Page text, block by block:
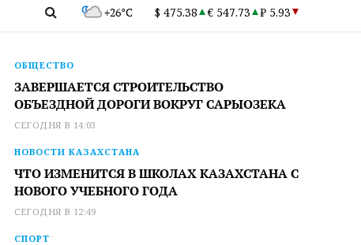
+26°C $ 475.38 € 547.73 ₽ 5.93
ОБЩЕСТВО
ЗАВЕРШАЕТСЯ СТРОИТЕЛЬСТВО
ОБЪЕЗДНОЙ ДОРОГИ ВОКРУГ САРЫОЗЕКА
СЕГОДНЯ В 14:03
НОВОСТИ КАЗАХСТАНА
ЧТО ИЗМЕНИТСЯ В ШКОЛАХ КАЗАХСТАНА С
НОВОГО УЧЕБНОГО ГОДА
СЕГОДНЯ В 12:49
СПОРТ